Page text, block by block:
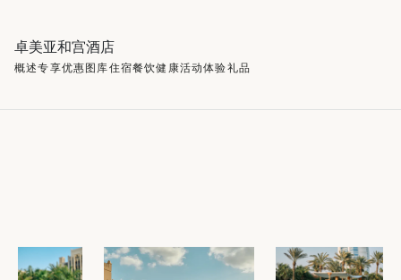
卓美亚和宫酒店
概述专享优惠图库住宿餐饮健康活动体验礼品